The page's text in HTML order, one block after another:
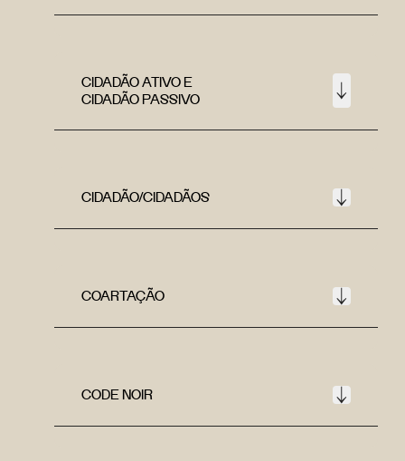
CIDADÃO ATIVO E
CIDADÃO PASSIVO
CIDADÃO/CIDADÃOS
COARTAÇÃO
CODE NOIR